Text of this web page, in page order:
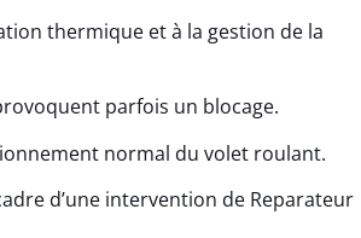
thermique et à la gestion de la
parfois un blocage.
normal du volet roulant.
d’une intervention de Reparateur